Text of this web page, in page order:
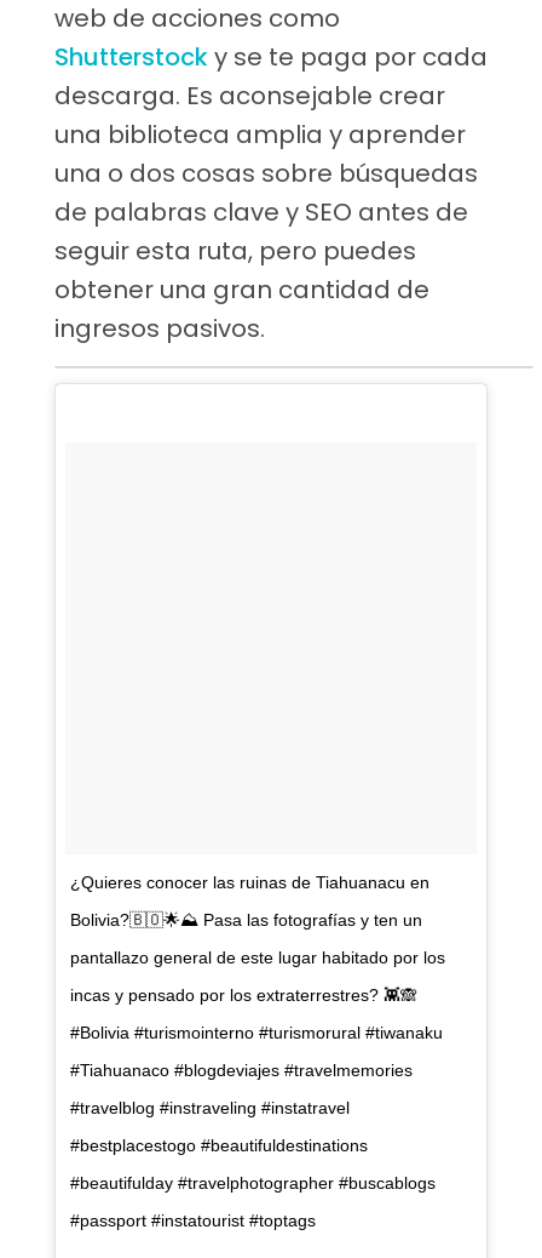
web de acciones como
Shutterstocky se te paga por cada
descarga. Es aconsejable crear
una biblioteca amplia y aprender
una o dos cosas sobre búsquedas
de palabras clave y SEO antes de
seguir esta ruta, pero puedes
obtener una gran cantidad de
ingresos pasivos.
¿Quieres conocer las ruinas de Tiahuanacu en
Bolivia?🇧🇴🌟⛰ Pasa las fotografías y ten un
pantallazo general de este lugar habitado por los
incas y pensado por los extraterrestres? 👾🙈
#Bolivia #turismointerno #turismorural #tiwanaku
#Tiahuanaco #blogdeviajes #travelmemories
#travelblog #instraveling #instatravel
#bestplacestogo #beautifuldestinations
#beautifulday #travelphotographer #buscablogs
#passport #instatourist #toptags